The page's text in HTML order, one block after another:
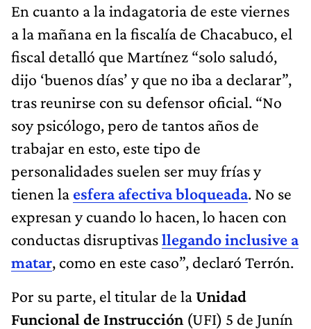
En cuanto a la indagatoria de este viernes
a la mañana en la fiscalía de Chacabuco, el
fiscal detalló que Martínez “solo saludó,
dijo ‘buenos días’ y que no iba a declarar”,
tras reunirse con su defensor oficial. “No
soy psicólogo, pero de tantos años de
trabajar en esto, este tipo de
personalidades suelen ser muy frías y
tienen la esfera afectiva bloqueada. No se
expresan y cuando lo hacen, lo hacen con
conductas disruptivasllegando inclusive a
matar, como en este caso”, declaró Terrón.
Por su parte, el titular de laUnidad
Funcional de Instrucción (UFI) 5 de Junín